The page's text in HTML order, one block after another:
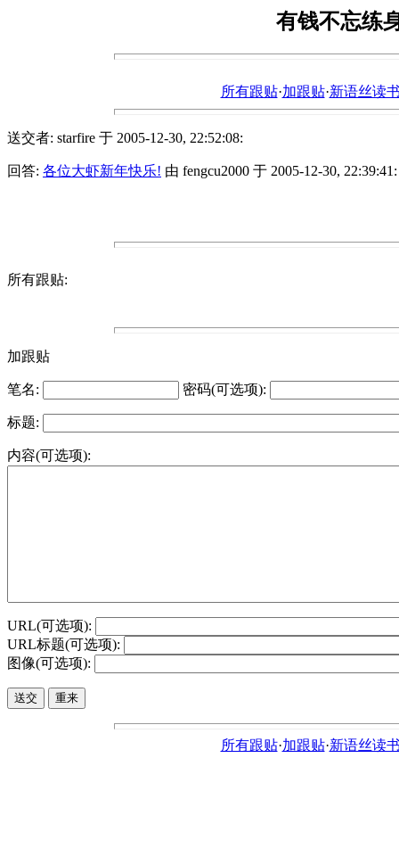
有钱不忘练
所有跟贴·加跟贴·新语丝读
送交者: starfire 于 2005-12-30, 22:52:08:
回答: 各位大虾新年快乐! 由 fengcu2000 于 2005-12-30, 22:39:41:
所有跟贴:
加跟贴
笔名: 密码(可选项):
标题:
内容(可选项):
URL(可选项):
URL标题(可选项):
图像(可选项):
所有跟贴·加跟贴·新语丝读